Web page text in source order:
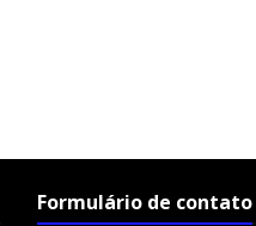
Formulário de contato